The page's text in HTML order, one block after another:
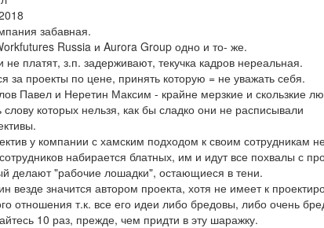
забавная.
Russia и Aurora Group одно и то- же.
не платят, з.п. задерживают, текучка кадров нереальная.
за проекты по цене, принять которую = не уважать себя.
Павел и Неретин Максим - крайне мерзкие и скользкие
слову которых нельзя, как бы сладко они не расписывали
у компании с хамским подходом к своим сотрудникам
набирается блатных, им и идут все похвалы с
делают "рабочие лошадки", остающиеся в тени.
везде значится автором проекта, хотя не имеет к
отношения т.к. все его идеи либо бредовы, либо очень
10 раз, прежде, чем придти в эту шаражку.